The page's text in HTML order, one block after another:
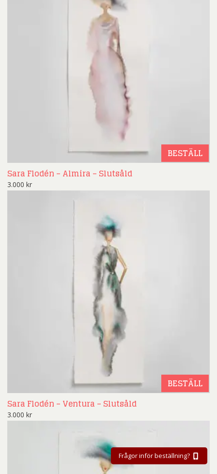
BESTÄLL
Sara Flodén – Almira – Slutsåld
3.000 kr
BESTÄLL
Sara Flodén – Ventura – Slutsåld
3.000 kr
Frågor inför beställning?